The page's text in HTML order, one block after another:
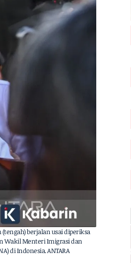
berjalan usai diperiksa
Wakil Menteri Imigrasi dan
di Indonesia. ANTARA